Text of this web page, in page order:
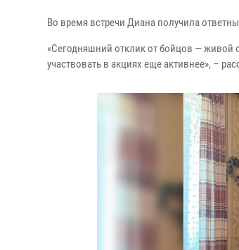
Во время встречи Диана получила
«Сегодняшний отклик от бойцов — живой
участвовать в акциях еще активнее», –